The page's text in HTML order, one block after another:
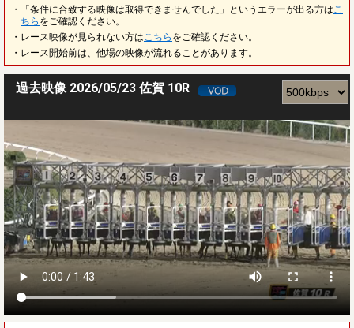
・「条件に合致する映像は取得できませんでした」というエラーが出る方は こ
ちら をご確認ください。
・レース映像が見られない方は こちら をご確認ください。
・レース開始前は、他場の映像が流れることがあります。
過去映像 2026/05/23 佐賀 10R